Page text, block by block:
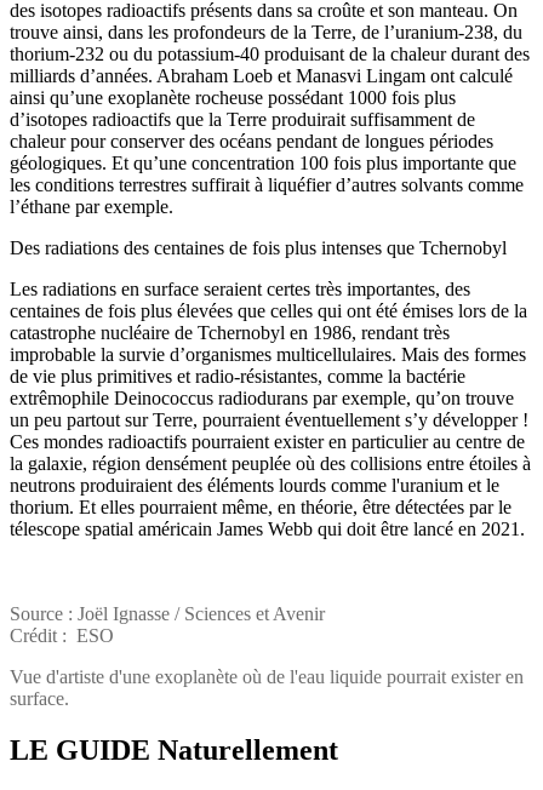
des isotopes radioactifs présents dans sa croûte et son manteau. On
trouve ainsi, dans les profondeurs de la Terre, de l’uranium-238, du
thorium-232 ou du potassium-40 produisant de la chaleur durant des
milliards d’années. Abraham Loeb et Manasvi Lingam ont calculé
ainsi qu’une exoplanète rocheuse possédant 1000 fois plus
d’isotopes radioactifs que la Terre produirait suffisamment de
chaleur pour conserver des océans pendant de longues périodes
géologiques. Et qu’une concentration 100 fois plus importante que
les conditions terrestres suffirait à liquéfier d’autres solvants comme
l’éthane par exemple.
Des radiations des centaines de fois plus intenses que Tchernobyl
Les radiations en surface seraient certes très importantes, des
centaines de fois plus élevées que celles qui ont été émises lors de la
catastrophe nucléaire de Tchernobyl en 1986, rendant très
improbable la survie d’organismes multicellulaires. Mais des formes
de vie plus primitives et radio-résistantes, comme la bactérie
extrêmophile Deinococcus radiodurans par exemple, qu’on trouve
un peu partout sur Terre, pourraient éventuellement s’y développer !
Ces mondes radioactifs pourraient exister en particulier au centre de
la galaxie, région densément peuplée où des collisions entre étoiles à
neutrons produiraient des éléments lourds comme l'uranium et le
thorium. Et elles pourraient même, en théorie, être détectées par le
télescope spatial américain James Webb qui doit être lancé en 2021.
Source : Joël Ignasse / Sciences et Avenir
Crédit : ESO
Vue d'artiste d'une exoplanète où de l'eau liquide pourrait exister en
surface.
LE GUIDE Naturellement